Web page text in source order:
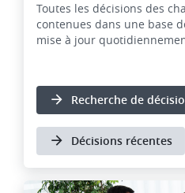
Toutes les décisions des
contenues dans une base
mise à jour
Recherche de
Décisions récentes